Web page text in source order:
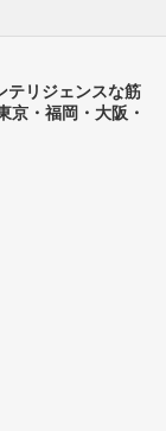
テリジェンスな筋
京・福岡・大阪・